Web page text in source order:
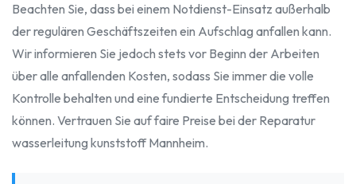
Beachten Sie, dass bei einem Notdienst-Einsatz außerhalb
der regulären Geschäftszeiten ein Aufschlag anfallen kann.
Wir informieren Sie jedoch stets vor Beginn der Arbeiten
über alle anfallenden Kosten, sodass Sie immer die volle
Kontrolle behalten und eine fundierte Entscheidung treffen
können. Vertrauen Sie auf faire Preise bei der Reparatur
wasserleitung kunststoff Mannheim.